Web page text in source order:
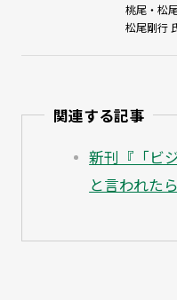
桃尾・松
松尾剛行
関連する記事
新刊『「ビ
と言われた